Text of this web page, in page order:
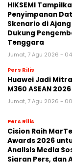
HIKSEMI
Penyimpanan
Skenario di
Dukung
Tenggara
Jumat, 7 Agu 2026 -
Pers Rilis
Huawei Jadi
M360 ASEAN 2026
Jumat, 7 Agu 2026 -
Pers Rilis
Cision Raih
Awards 2026
Analisis Media
Siaran Pers, dan